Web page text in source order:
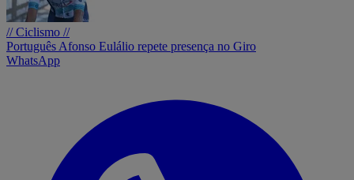
// Ciclismo //
Português Afonso Eulálio repete presença no Giro
WhatsApp